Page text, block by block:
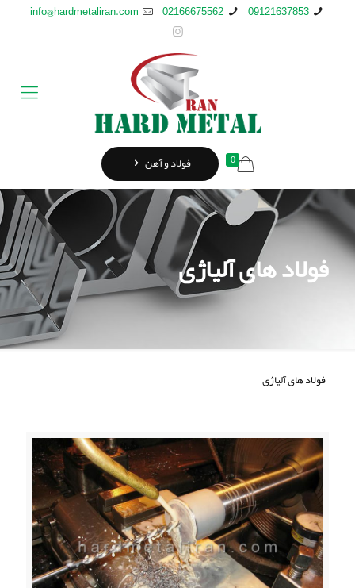
09121637853
02166675562
info@hardmetaliran.com
0 فولاد و آهن
فولاد های آلیاژی
فولاد های آلیاژی